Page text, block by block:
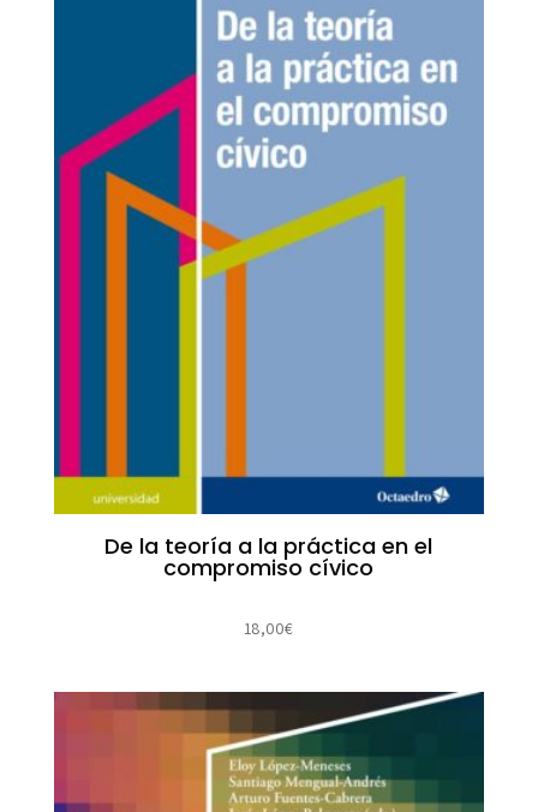
De la teoría a la práctica en el
compromiso cívico
18,00€